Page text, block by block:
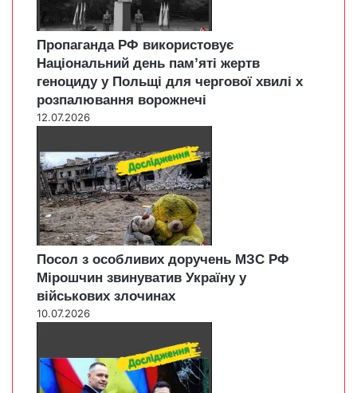
Пропаганда РФ використовує
Національний день пам’яті жертв
геноциду у Польщі для чергової хвилі х
розпалювання ворожнечі
12.07.2026
Посол з особливих доручень МЗС РФ
Мірошчин звинуватив Україну у
військових злочинах
10.07.2026